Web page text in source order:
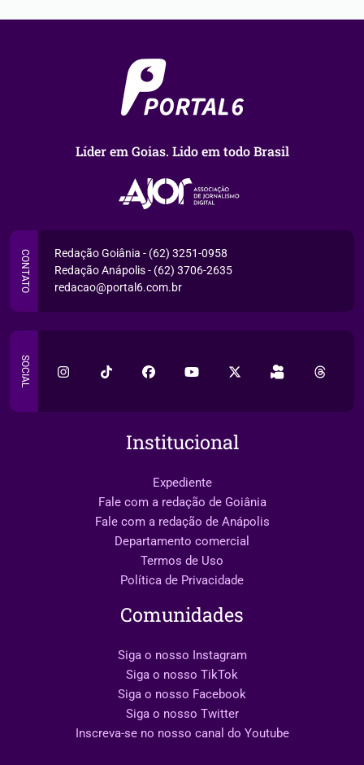
Líder em Goias. Lido em todo Brasil
CONTATO
Redação Goiânia - (62) 3251-0958
Redação Anápolis - (62) 3706-2635
redacao@portal6.com.br
SOCIAL
Institucional
Expediente
Fale com a redação de Goiânia
Fale com a redação de Anápolis
Departamento comercial
Termos de Uso
Política de Privacidade
Comunidades
Siga o nosso Instagram
Siga o nosso TikTok
Siga o nosso Facebook
Siga o nosso Twitter
Inscreva-se no nosso canal do Youtube